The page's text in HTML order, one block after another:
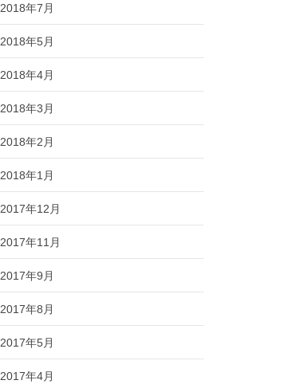
2018年7月
2018年5月
2018年4月
2018年3月
2018年2月
2018年1月
2017年12月
2017年11月
2017年9月
2017年8月
2017年5月
2017年4月